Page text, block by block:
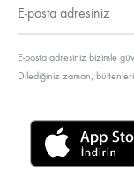
E-posta adresiniz bizimle
Dilediğiniz zaman,